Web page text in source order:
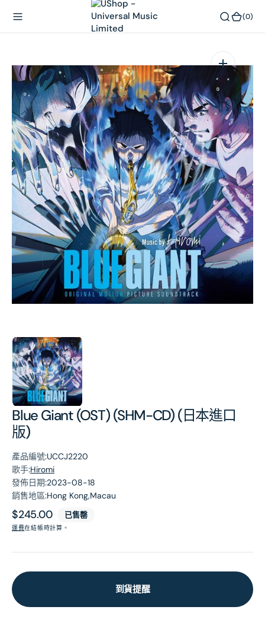
(0)
Blue Giant (OST) (SHM-CD) (日本進口
版)
產品編號:UCCJ2220
歌手:Hiromi
發佈日期:2023-08-18
銷售地區:Hong Kong,Macau
原
價
$245.00 已售罄
運費在結帳時計算。
到貨提醒
在
相
簿
中
開
啟
第
1
張